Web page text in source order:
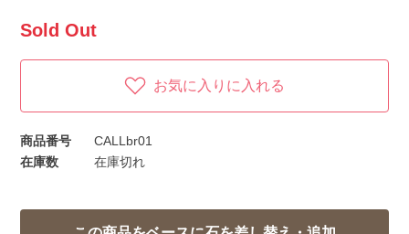
Sold Out
お気に入りに入れる
商品番号
CALLbr01
在庫数
在庫切れ